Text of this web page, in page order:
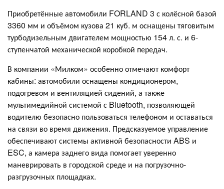
Приобретённые автомобили FORLAND 3 с колёсной базой
3360 мм и объёмом кузова 21 куб. м оснащены тяговитым
турбодизельным двигателем мощностью 154 л. с. и 6-
ступенчатой механической коробкой передач.
В компании «Милком» особенно отмечают комфорт
кабины: автомобили оснащены кондиционером,
подогревом и вентиляцией сидений, а также
мультимедийной системой с Bluetooth, позволяющей
водителю безопасно пользоваться телефоном и оставаться
на связи во время движения. Предсказуемое управление
обеспечивают системы активной безопасности ABS и
ESC, а камера заднего вида помогает уверенно
маневрировать в городской среде и на погрузочно-
разгрузочных площадках.